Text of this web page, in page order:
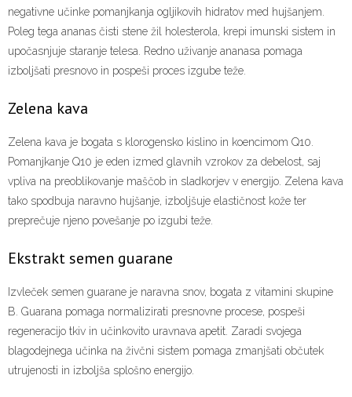
negativne učinke pomanjkanja ogljikovih hidratov med hujšanjem.
Poleg tega ananas čisti stene žil holesterola, krepi imunski sistem in
upočasnjuje staranje telesa. Redno uživanje ananasa pomaga
izboljšati presnovo in pospeši proces izgube teže.
Zelena kava
Zelena kava je bogata s klorogensko kislino in koencimom Q10.
Pomanjkanje Q10 je eden izmed glavnih vzrokov za debelost, saj
vpliva na preoblikovanje maščob in sladkorjev v energijo. Zelena kava
tako spodbuja naravno hujšanje, izboljšuje elastičnost kože ter
preprečuje njeno povešanje po izgubi teže.
Ekstrakt semen guarane
Izvleček semen guarane je naravna snov, bogata z vitamini skupine
B. Guarana pomaga normalizirati presnovne procese, pospeši
regeneracijo tkiv in učinkovito uravnava apetit. Zaradi svojega
blagodejnega učinka na živčni sistem pomaga zmanjšati občutek
utrujenosti in izboljša splošno energijo.